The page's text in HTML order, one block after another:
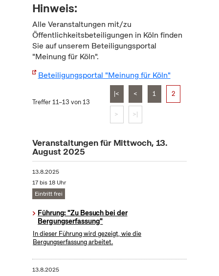
Hinweis:
Alle Veranstaltungen mit/zu
Öffentlichkeitsbeteiligungen in Köln finden
Sie auf unserem Beteiligungsportal
"Meinung für Köln".
Beteiligungsportal "Meinung für Köln"
Treffer 11–13 von 13
|< < 1 2
> >|
Veranstaltungen für Mittwoch, 13.
August 2025
13.8.2025
17 bis 18 Uhr
Eintritt frei
Führung: "Zu Besuch bei der
Bergungserfassung"
In dieser Führung wird gezeigt, wie die
Bergungserfassung arbeitet.
13.8.2025